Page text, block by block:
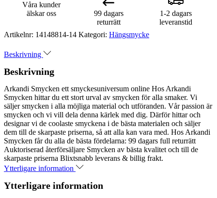
Våra kunder
älskar oss
99 dagars
returrätt
1-2 dagars
leveranstid
Artikelnr: 14148814-14 Kategori: Hängsmycke
Beskrivning
Beskrivning
Arkandi Smycken ett smyckesuniversum online Hos Arkandi
Smycken hittar du ett stort urval av smycken för alla smaker. Vi
säljer smycken i alla möjliga material och utföranden. Vår passion är
smycken och vi vill dela denna kärlek med dig. Därför hittar och
designar vi de coolaste smyckena i de bästa materialen och säljer
dem till de skarpaste priserna, så att alla kan vara med. Hos Arkandi
Smycken får du alla de bästa fördelarna: 99 dagars full returrätt
Auktoriserad återförsäljare Smycken av bästa kvalitet och till de
skarpaste priserna Blixtsnabb leverans & billig frakt.
Ytterligare information
Ytterligare information